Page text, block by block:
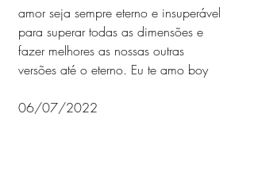
amor seja sempre eterno e insuperável
para superar todas as dimensões e
fazer melhores as nossas outras
versões até o eterno. Eu te amo boy
06/07/2022